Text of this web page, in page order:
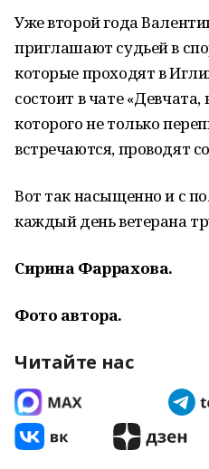
Уже второй года
приглашают судьей в
которые проходят в
состоит в чате
которого не только
встречаются, проводят
Вот так насыщенно и с
каждый день ветерана
Сирина Фаррахова.
Фото автора.
Читайте нас